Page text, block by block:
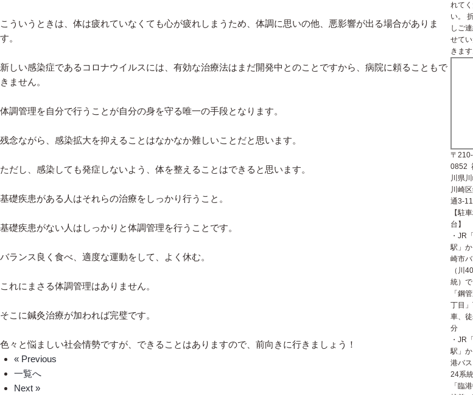
こういうときは、体は疲れていなくても心が疲れしまうため、体調に思いの他、悪影響が出る場合がありま
す。
新しい感染症であるコロナウイルスには、有効な治療法はまだ開発中とのことですから、病院に頼ることもで
きません。
体調管理を自分で行うことが自分の身を守る唯一の手段となります。
残念ながら、感染拡大を抑えることはなかなか難しいことだと思います。
ただし、感染しても発症しないよう、体を整えることはできると思います。
基礎疾患がある人はそれらの治療をしっかり行うこと。
基礎疾患がない人はしっかりと体調管理を行うことです。
バランス良く食べ、適度な運動をして、よく休む。
これにまさる体調管理はありません。
そこに鍼灸治療が加われば完璧です。
色々と悩ましい社会情勢ですが、できることはありますので、前向きに行きましょう！
« Previous
一覧へ
Next »
れて
い。
しご
せて
きます
〒210-
0852
川県
川崎
通3-
【駐
台】
・JR
駅」か
崎市
（川
統）で
「鋼
丁目
車、
分
・JR
駅」
港バス
24系
「臨